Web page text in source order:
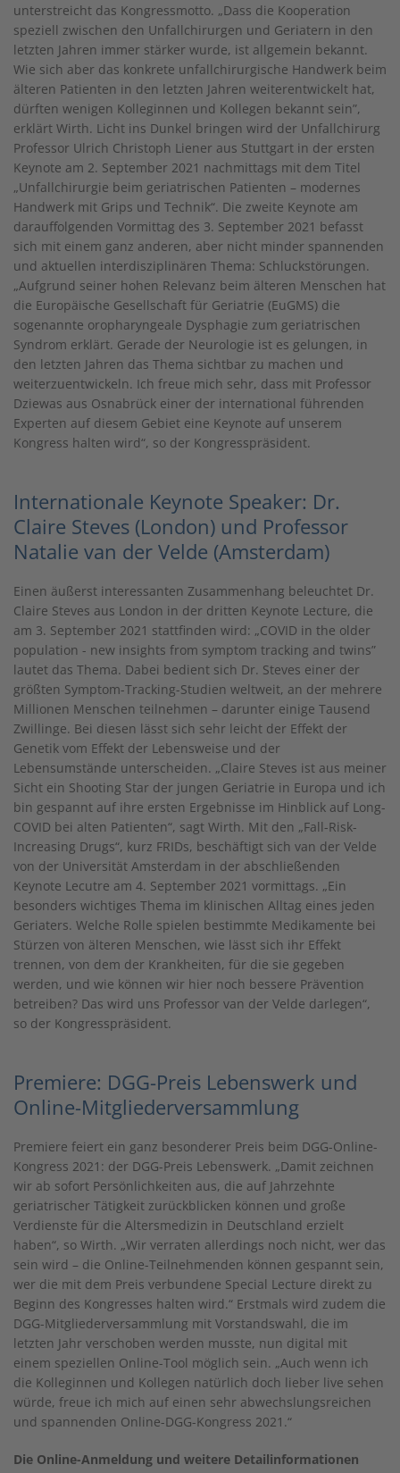
unterstreicht das Kongressmotto. „Dass die Kooperation
speziell zwischen den Unfallchirurgen und Geriatern in den
letzten Jahren immer stärker wurde, ist allgemein bekannt.
Wie sich aber das konkrete unfallchirurgische Handwerk beim
älteren Patienten in den letzten Jahren weiterentwickelt hat,
dürften wenigen Kolleginnen und Kollegen bekannt sein”,
erklärt Wirth. Licht ins Dunkel bringen wird der Unfallchirurg
Professor Ulrich Christoph Liener aus Stuttgart in der ersten
Keynote am 2. September 2021 nachmittags mit dem Titel
„Unfallchirurgie beim geriatrischen Patienten – modernes
Handwerk mit Grips und Technik“. Die zweite Keynote am
darauffolgenden Vormittag des 3. September 2021 befasst
sich mit einem ganz anderen, aber nicht minder spannenden
und aktuellen interdisziplinären Thema: Schluckstörungen.
„Aufgrund seiner hohen Relevanz beim älteren Menschen hat
die Europäische Gesellschaft für Geriatrie (EuGMS) die
sogenannte oropharyngeale Dysphagie zum geriatrischen
Syndrom erklärt. Gerade der Neurologie ist es gelungen, in
den letzten Jahren das Thema sichtbar zu machen und
weiterzuentwickeln. Ich freue mich sehr, dass mit Professor
Dziewas aus Osnabrück einer der international führenden
Experten auf diesem Gebiet eine Keynote auf unserem
Kongress halten wird“, so der Kongresspräsident.
Internationale Keynote Speaker: Dr.
Claire Steves (London) und Professor
Natalie van der Velde (Amsterdam)
Einen äußerst interessanten Zusammenhang beleuchtet Dr.
Claire Steves aus London in der dritten Keynote Lecture, die
am 3. September 2021 stattfinden wird: „COVID in the older
population - new insights from symptom tracking and twins”
lautet das Thema. Dabei bedient sich Dr. Steves einer der
größten Symptom-Tracking-Studien weltweit, an der mehrere
Millionen Menschen teilnehmen – darunter einige Tausend
Zwillinge. Bei diesen lässt sich sehr leicht der Effekt der
Genetik vom Effekt der Lebensweise und der
Lebensumstände unterscheiden. „Claire Steves ist aus meiner
Sicht ein Shooting Star der jungen Geriatrie in Europa und ich
bin gespannt auf ihre ersten Ergebnisse im Hinblick auf Long-
COVID bei alten Patienten“, sagt Wirth. Mit den „Fall-Risk-
Increasing Drugs“, kurz FRIDs, beschäftigt sich van der Velde
von der Universität Amsterdam in der abschließenden
Keynote Lecutre am 4. September 2021 vormittags. „Ein
besonders wichtiges Thema im klinischen Alltag eines jeden
Geriaters. Welche Rolle spielen bestimmte Medikamente bei
Stürzen von älteren Menschen, wie lässt sich ihr Effekt
trennen, von dem der Krankheiten, für die sie gegeben
werden, und wie können wir hier noch bessere Prävention
betreiben? Das wird uns Professor van der Velde darlegen“,
so der Kongresspräsident.
Premiere: DGG-Preis Lebenswerk und
Online-Mitgliederversammlung
Premiere feiert ein ganz besonderer Preis beim DGG-Online-
Kongress 2021: der DGG-Preis Lebenswerk. „Damit zeichnen
wir ab sofort Persönlichkeiten aus, die auf Jahrzehnte
geriatrischer Tätigkeit zurückblicken können und große
Verdienste für die Altersmedizin in Deutschland erzielt
haben“, so Wirth. „Wir verraten allerdings noch nicht, wer das
sein wird – die Online-Teilnehmenden können gespannt sein,
wer die mit dem Preis verbundene Special Lecture direkt zu
Beginn des Kongresses halten wird.“ Erstmals wird zudem die
DGG-Mitgliederversammlung mit Vorstandswahl, die im
letzten Jahr verschoben werden musste, nun digital mit
einem speziellen Online-Tool möglich sein. „Auch wenn ich
die Kolleginnen und Kollegen natürlich doch lieber live sehen
würde, freue ich mich auf einen sehr abwechslungsreichen
und spannenden Online-DGG-Kongress 2021.“
Die Online-Anmeldung und weitere Detailinformationen